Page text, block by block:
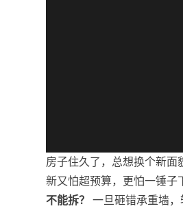
房子住久了，总想换个新
新又怕超预算，更怕一锤子
不能拆？
一旦砸错承重墙